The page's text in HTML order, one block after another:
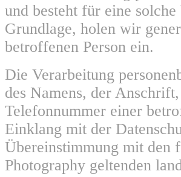
und besteht für eine
Grundlage, holen wir
betroffenen Person ein.
Die Verarbeitung
des Namens, der
Telefonnummer einer
Einklang mit der
Übereinstimmung mit
Photography geltenden